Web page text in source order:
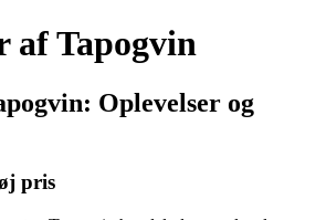
af Tapogvin
Oplevelser og
pris